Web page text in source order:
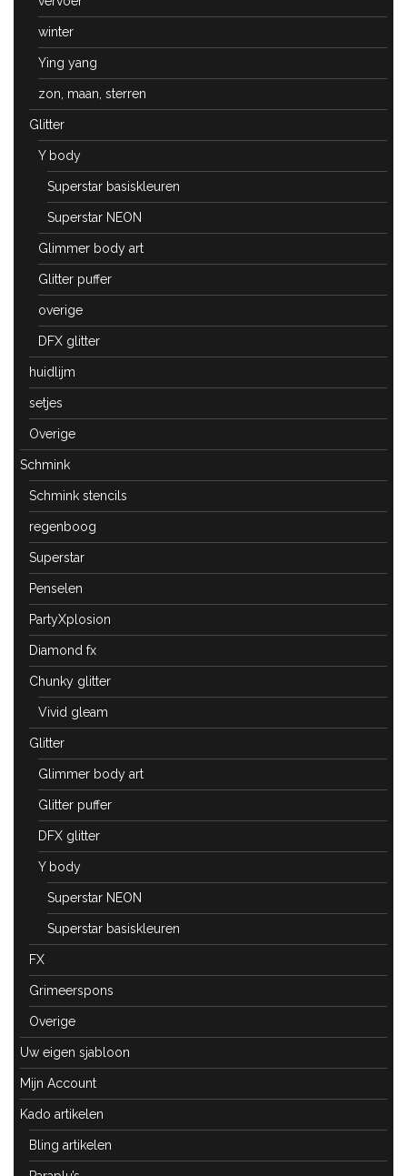
winter
Ying yang
zon, maan, sterren
Glitter
Y body
Superstar basiskleuren
Superstar NEON
Glimmer body art
Glitter puffer
overige
DFX glitter
huidlijm
setjes
Overige
Schmink
Schmink stencils
regenboog
Superstar
Penselen
PartyXplosion
Diamond fx
Chunky glitter
Vivid gleam
Glitter
Glimmer body art
Glitter puffer
DFX glitter
Y body
Superstar NEON
Superstar basiskleuren
FX
Grimeerspons
Overige
Uw eigen sjabloon
Mijn Account
Kado artikelen
Bling artikelen